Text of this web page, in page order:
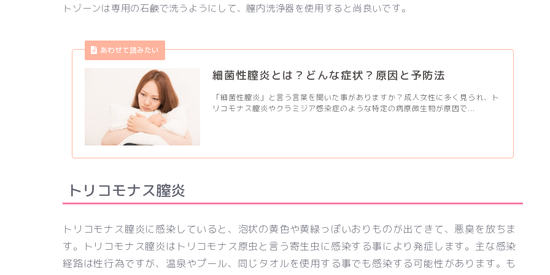
トゾーンは専用の石鹸で洗うようにして、膣内洗浄器を使用すると尚良いです。
あわせて読みたい
細菌性膣炎とは？どんな症状？原因と予防法
「細菌性膣炎」と言う言葉を聞いた事がありますか？成人女性に多く見られ、ト
リコモナス膣炎やクラミジア感染症のような特定の病原微生物が原因で...
トリコモナス膣炎
トリコモナス膣炎に感染していると、泡状の黄色や黄緑っぽいおりものが出てきて、悪臭を放ちま
す。トリコモナス膣炎はトリコモナス原虫と言う寄生虫に感染する事により発症します。主な感染
経路は性行為ですが、温泉やプール、同じタオルを使用する事でも感染する可能性があります。も